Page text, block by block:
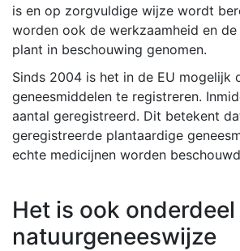
is en op zorgvuldige wijze wordt
worden ook de werkzaamheid en
plant in beschouwing genomen.
Sinds 2004 is het in de EU mogelijk
geneesmiddelen te registreren.
aantal geregistreerd. Dit betekent
geregistreerde plantaardige
echte medicijnen worden
Het is ook
natuurgeneeswijze